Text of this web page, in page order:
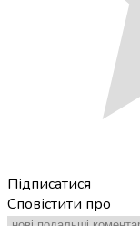
Підписатися
Сповістити про